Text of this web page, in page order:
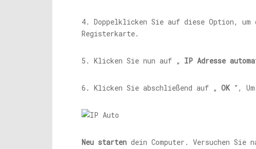
4. Doppelklicken Sie auf diese Option, um
Registerkarte.
5. Klicken Sie nun auf „ IP Adresse
6. Klicken Sie abschließend auf „ OK”, Um
Neu starten dein Computer. Versuchen Sie